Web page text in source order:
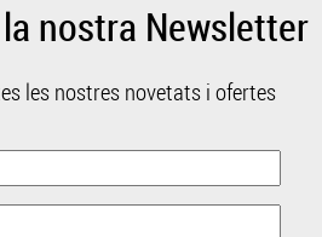
nostra Newsletter
les nostres novetats i ofertes